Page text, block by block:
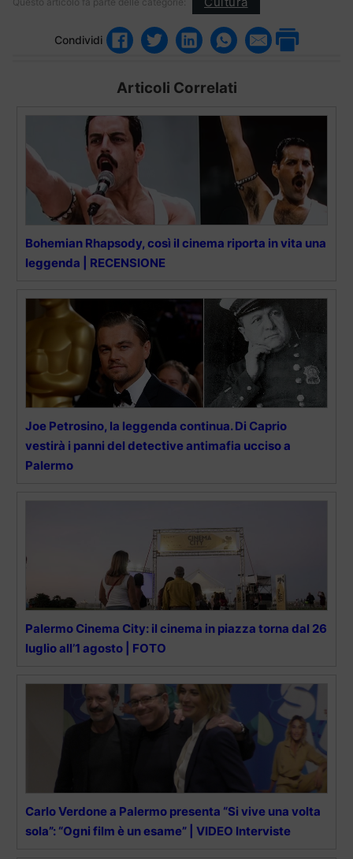
Condividi
Articoli Correlati
Bohemian Rhapsody, così il cinema riporta in vita una
leggenda | RECENSIONE
Joe Petrosino, la leggenda continua. Di Caprio
vestirà i panni del detective antimafia ucciso a
Palermo
Palermo Cinema City: il cinema in piazza torna dal 26
luglio all’1 agosto | FOTO
Carlo Verdone a Palermo presenta “Si vive una volta
sola”: “Ogni film è un esame” | VIDEO Interviste